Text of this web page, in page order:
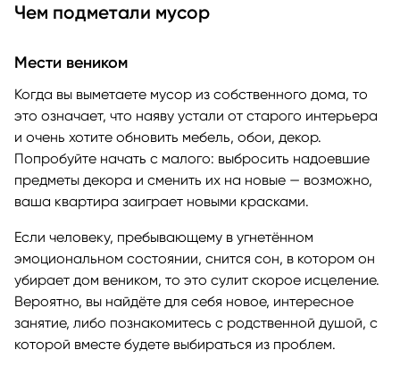
Чем подметали мусор
Мести веником
Когда вы выметаете мусор из собственного дома, то
это означает, что наяву устали от старого интерьера
и очень хотите обновить мебель, обои, декор.
Попробуйте начать с малого: выбросить надоевшие
предметы декора и сменить их на новые — возможно,
ваша квартира заиграет новыми красками.
Если человеку, пребывающему в угнетённом
эмоциональном состоянии, снится сон, в котором он
убирает дом веником, то это сулит скорое исцеление.
Вероятно, вы найдёте для себя новое, интересное
занятие, либо познакомитесь с родственной душой, с
которой вместе будете выбираться из проблем.